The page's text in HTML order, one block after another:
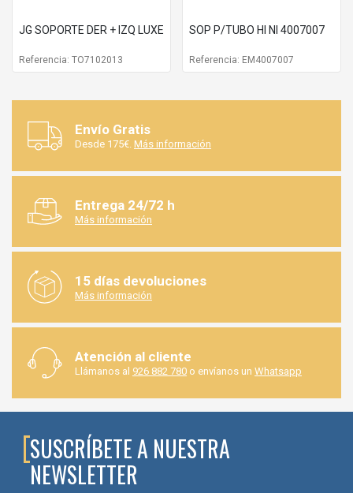
JG SOPORTE DER + IZQ LUXE
Referencia: TO7102013
SOP P/TUBO HI NI 4007007
Referencia: EM4007007
Envío Gratis
Desde 175€. Más información
Entrega 24/72 h
Más información
15 días devoluciones
Más información
Atención al cliente
Llámanos al 926 882 780 o envíanos un Whatsapp
SUSCRÍBETE A NUESTRA
NEWSLETTER